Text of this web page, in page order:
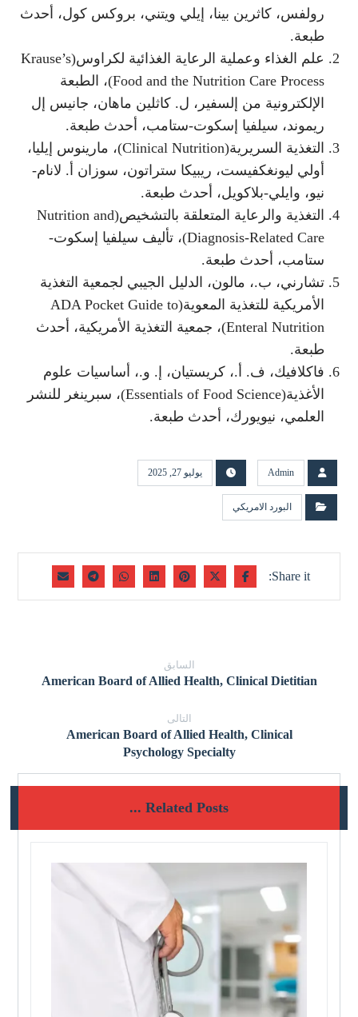
رولفس، كاثرين بينا، إيلي ويتني، بروكس كول، أحدث
طبعة.
علم الغذاء وعملية الرعاية الغذائية لكراوس(Krause’s
Food and the Nutrition Care Process)، الطبعة
الإلكترونية من إلسفير، ل. كاثلين ماهان، جانيس إل
ريموند، سيلفيا إسكوت-ستامب، أحدث طبعة.
التغذية السريرية(Clinical Nutrition)، مارينوس إيليا،
أولي ليونغكفيست، ريبيكا ستراتون، سوزان أ. لانام-
نيو، وايلي-بلاكويل، أحدث طبعة.
التغذية والرعاية المتعلقة بالتشخيص(Nutrition and
Diagnosis-Related Care)، تأليف سيلفيا إسكوت-
ستامب، أحدث طبعة.
تشارني، ب.، مالون، الدليل الجيبي لجمعية التغذية
الأمريكية للتغذية المعوية(ADA Pocket Guide to
Enteral Nutrition)، جمعية التغذية الأمريكية، أحدث
طبعة.
فاكلافيك، ف. أ.، كريستيان، إ. و.، أساسيات علوم
الأغذية(Essentials of Food Science)، سبرينغر للنشر
العلمي، نيويورك، أحدث طبعة.
Admin يوليو 27, 2025
البورد الامريكي
السابق
American Board of Allied Health, Clinical Dietitian
التالى
American Board of Allied Health, Clinical
Psychology Specialty
Related Posts ...